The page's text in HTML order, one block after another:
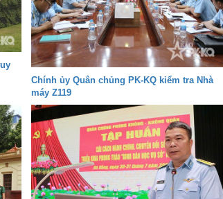
Chính ủy Quân chủng PK-KQ kiểm tra Nhà
máy Z119